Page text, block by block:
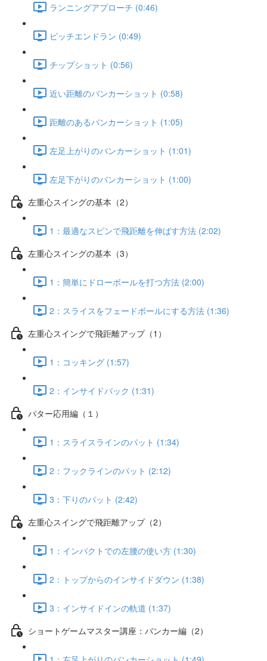
ランニングアプローチ (0:46)
ピッチエンドラン (0:49)
チップショット (0:56)
近い距離のバンカーショット (0:58)
距離のあるバンカーショット (1:05)
左足上がりのバンカーショット (1:01)
左足下がりのバンカーショット (1:00)
左重心スイングの基本（2）
1：最適なスピンで飛距離を伸ばす方法 (2:02)
左重心スイングの基本（3）
1：簡単にドローボールを打つ方法 (2:00)
2：スライスをフェードボールにする方法 (1:36)
左重心スイングで飛距離アップ（1）
1：コッキング (1:57)
2：インサイドバック (1:31)
パター応用編（１）
1：スライスラインのパット (1:34)
2：フックラインのパット (2:12)
3：下りのパット (2:42)
左重心スイングで飛距離アップ（2）
1：インパクトでの左腰の使い方 (1:30)
2：トップからのインサイドダウン (1:38)
3：インサイドインの軌道 (1:37)
ショートゲームマスター講座：バンカー編（2）